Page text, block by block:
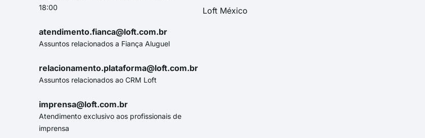
18:00
atendimento.fianca@loft.com.br
Assuntos relacionados a Fiança Aluguel
relacionamento.plataforma@loft.com.br
Assuntos relacionados ao CRM Loft
imprensa@loft.com.br
Atendimento exclusivo aos profissionais de
imprensa
Loft México